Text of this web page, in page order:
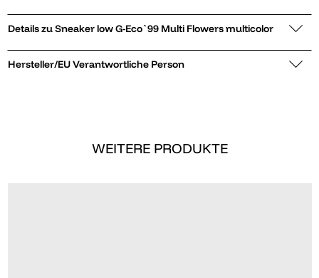
Details zu Sneaker low G-Eco`99 Multi Flowers multicolor
Hersteller/EU Verantwortliche Person
WEITERE PRODUKTE